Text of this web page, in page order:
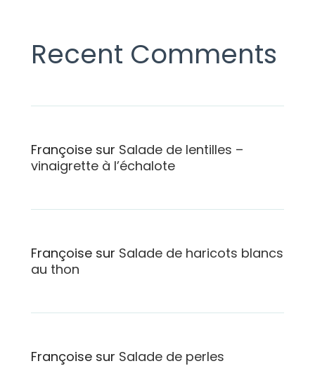
Recent Comments
Françoise sur Salade de lentilles –
vinaigrette à l’échalote
Françoise sur Salade de haricots blancs
au thon
Françoise sur Salade de perles